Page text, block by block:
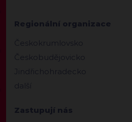
Regionální organizace
Českokrumlovsko
Českobudějovicko
Jindřichohradecko
další
Zastupují nás